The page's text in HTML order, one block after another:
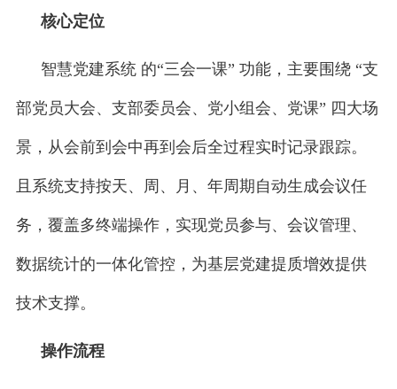
关 于 我 们
核心定位
智慧党建系统 的“三会一课” 功能，主要围绕 “支
部党员大会、支部委员会、党小组会、党课” 四大场
景，从会前到会中再到会后全过程实时记录跟踪。
且系统支持按天、周、月、年周期自动生成会议任
务，覆盖多终端操作，实现党员参与、会议管理、
数据统计的一体化管控，为基层党建提质增效提供
技术支撑。
操作流程